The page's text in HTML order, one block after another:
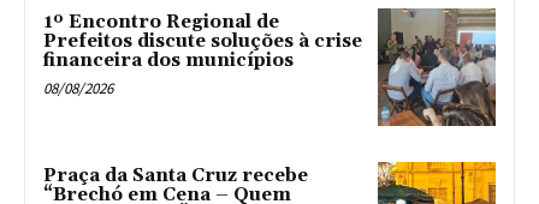
1º Encontro Regional de
Prefeitos discute soluções à crise
financeira dos municípios
08/08/2026
Praça da Santa Cruz recebe
“Brechó em Cena – Quem